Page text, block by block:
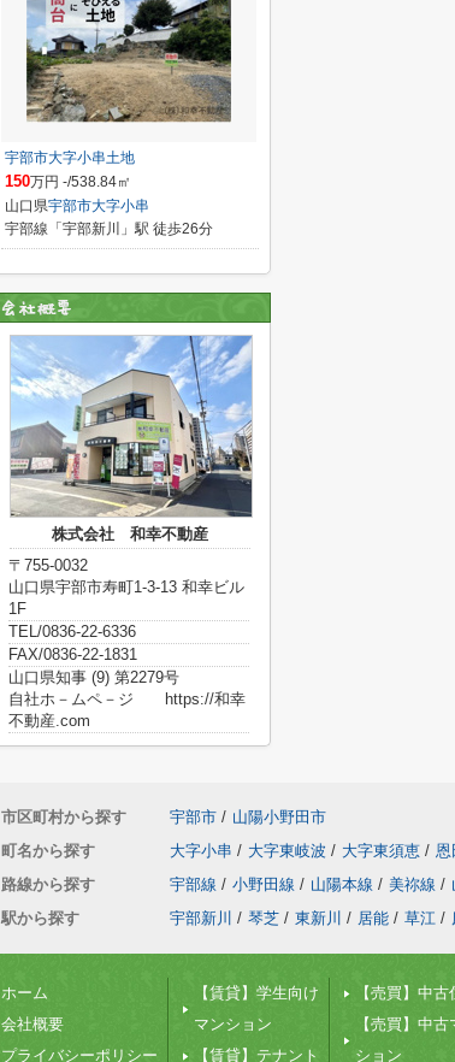
宇部市大字小串土地
150万円 -/538.84㎡
山口県宇部市大字小串
宇部線「宇部新川」駅 徒歩26分
株式会社 和幸不動産
〒755-0032
山口県宇部市寿町1-3-13 和幸ビル
1F
TEL/0836-22-6336
FAX/0836-22-1831
山口県知事 (9) 第2279号
自社ホ－ムペ－ジ https://和幸
不動産.com
市区町村から探す 宇部市 / 山陽小野田市
町名から探す
大字小串 / 大字東岐波 / 大字東須恵 / 恩
路線から探す
宇部線 / 小野田線 / 山陽本線 / 美祢線 /
駅から探す
宇部新川 / 琴芝 / 東新川 / 居能 / 草江 /
ホーム
会社概要
プライバシーポリシー
【賃貸】学生向け
マンション
【賃貸】テナント
【売買】中古
【売買】中古
ション